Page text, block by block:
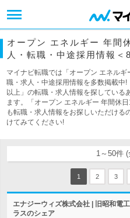
オープン エネルギー 年間
人・転職・中途採用情報＜
マイナビ転職では「オープン エネル
職・求人・中途採用情報を多数掲載中
以上」の転職・求人情報を探している
ます。「オープン エネルギー 年間休
も転職・求人情報をお探しいただける
けてみてください!
1～50件
1 2 3
エナジーウィズ株式会社 | 旧昭和電
ラスのシェア